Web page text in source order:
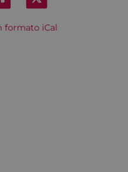
formato iCal